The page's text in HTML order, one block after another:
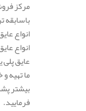
مرکز
انواع
انواع
ما تهیه
بیشتر
فرمایید.